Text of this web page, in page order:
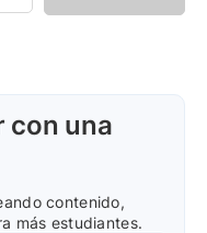
con una
contenido,
más estudiantes.